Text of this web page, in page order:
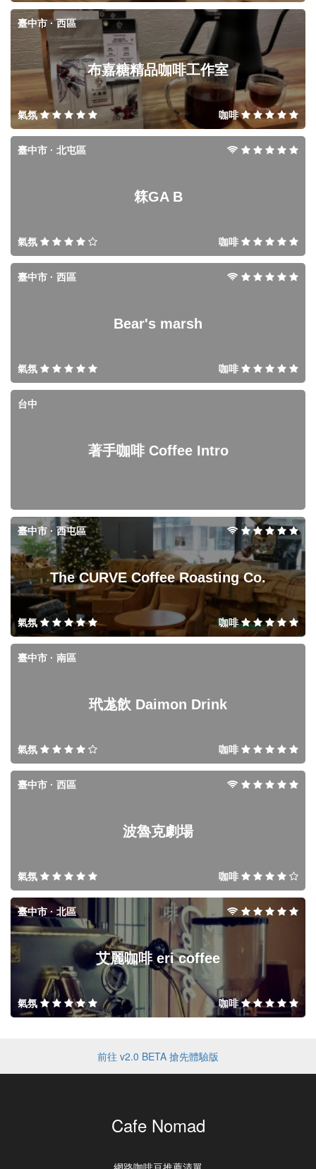
布嘉糖精品咖啡工作室
臺中市 · 西區
氣氛 咖啡
箖GA B
臺中市 · 北屯區
氣氛 咖啡
Bear's marsh
臺中市 · 西區
氣氛 咖啡
著手咖啡 Coffee Intro
台中
The CURVE Coffee Roasting Co.
臺中市 · 西屯區
氣氛 咖啡
玳尨飲 Daimon Drink
臺中市 · 南區
氣氛 咖啡
波魯克劇場
臺中市 · 西區
氣氛 咖啡
艾麗咖啡 eri coffee
臺中市 · 北區
氣氛 咖啡
前往 v2.0 BETA 搶先體驗版
Cafe Nomad